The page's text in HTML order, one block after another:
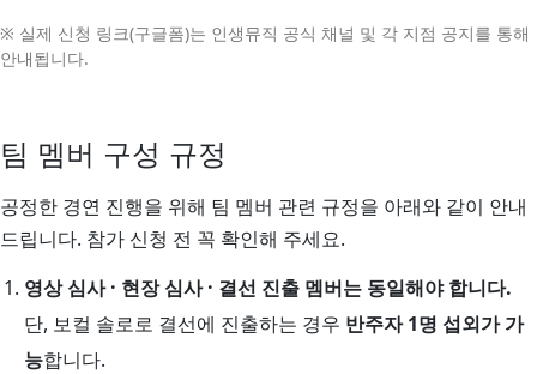
※ 실제 신청 링크(구글폼)는 인생뮤직 공식 채널 및 각 지점 공지를 통해
안내됩니다.
팀 멤버 구성 규정
공정한 경연 진행을 위해 팀 멤버 관련 규정을 아래와 같이 안내
드립니다. 참가 신청 전 꼭 확인해 주세요.
영상 심사 · 현장 심사 · 결선 진출 멤버는 동일해야 합니다.
단, 보컬 솔로로 결선에 진출하는 경우 반주자 1명 섭외가 가
능합니다.